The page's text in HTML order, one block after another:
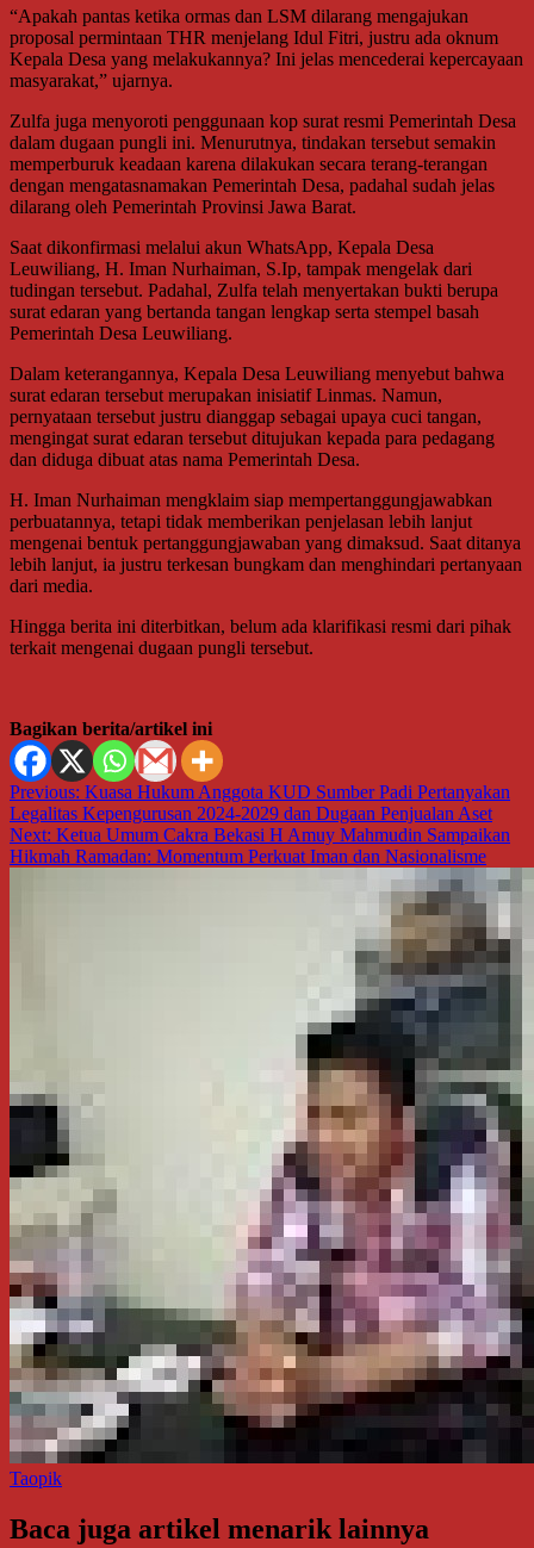
“Apakah pantas ketika ormas dan LSM dilarang mengajukan
proposal permintaan THR menjelang Idul Fitri, justru ada oknum
Kepala Desa yang melakukannya? Ini jelas mencederai kepercayaan
masyarakat,” ujarnya.
Zulfa juga menyoroti penggunaan kop surat resmi Pemerintah Desa
dalam dugaan pungli ini. Menurutnya, tindakan tersebut semakin
memperburuk keadaan karena dilakukan secara terang-terangan
dengan mengatasnamakan Pemerintah Desa, padahal sudah jelas
dilarang oleh Pemerintah Provinsi Jawa Barat.
Saat dikonfirmasi melalui akun WhatsApp, Kepala Desa
Leuwiliang, H. Iman Nurhaiman, S.Ip, tampak mengelak dari
tudingan tersebut. Padahal, Zulfa telah menyertakan bukti berupa
surat edaran yang bertanda tangan lengkap serta stempel basah
Pemerintah Desa Leuwiliang.
Dalam keterangannya, Kepala Desa Leuwiliang menyebut bahwa
surat edaran tersebut merupakan inisiatif Linmas. Namun,
pernyataan tersebut justru dianggap sebagai upaya cuci tangan,
mengingat surat edaran tersebut ditujukan kepada para pedagang
dan diduga dibuat atas nama Pemerintah Desa.
H. Iman Nurhaiman mengklaim siap mempertanggungjawabkan
perbuatannya, tetapi tidak memberikan penjelasan lebih lanjut
mengenai bentuk pertanggungjawaban yang dimaksud. Saat ditanya
lebih lanjut, ia justru terkesan bungkam dan menghindari pertanyaan
dari media.
Hingga berita ini diterbitkan, belum ada klarifikasi resmi dari pihak
terkait mengenai dugaan pungli tersebut.
Bagikan berita/artikel ini
Navigasi
pos
Previous: Kuasa Hukum Anggota KUD Sumber Padi Pertanyakan
Legalitas Kepengurusan 2024-2029 dan Dugaan Penjualan Aset
Next: Ketua Umum Cakra Bekasi H Amuy Mahmudin Sampaikan
Hikmah Ramadan: Momentum Perkuat Iman dan Nasionalisme
Taopik
Baca juga artikel menarik lainnya